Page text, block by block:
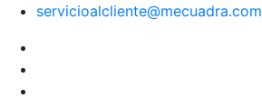
servicioalcliente@mecuadra.com